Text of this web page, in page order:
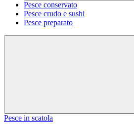
Pesce conservato
Pesce crudo e sushi
Pesce preparato
Pesce in scatola